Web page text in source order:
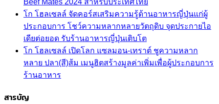
โก โฮลเซลล์ จัดคอร์สเสริมความรู้ด้านอาหารญี่ปุ่นแก่ผู้
ประกอบการ โชว์ความหลากหลายวัตถุดิบ จุดประกายไอ
เดียต่อยอด รับร้านอาหารญี่ปุ่นเติบโต
โก โฮลเซลล์ เปิดโลก แซลมอน-เทราต์ ชูความหลาก
หลาย ปลา(สี)ส้ม เมนูฮิตสร้างมูลค่าเพิ่มเพื่อผู้ประกอบการ
ร้านอาหาร
สารบัญ